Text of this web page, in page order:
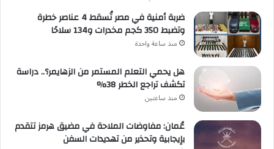
ضربة أمنية في مصر تُسقط 4 عناصر خطرة
وتضبط 350 كجم مخدرات و134 سلاحًا
منذ ساعة واحدة
هل يحمي التعلم المستمر من الزهايمر؟.. دراسة
تكشف تراجع الخطر 38%
منذ ساعتين
عُمان: مفاوضات الملاحة في مضيق هرمز تتقدم
بإيجابية وتحذير من تهديدات السفن